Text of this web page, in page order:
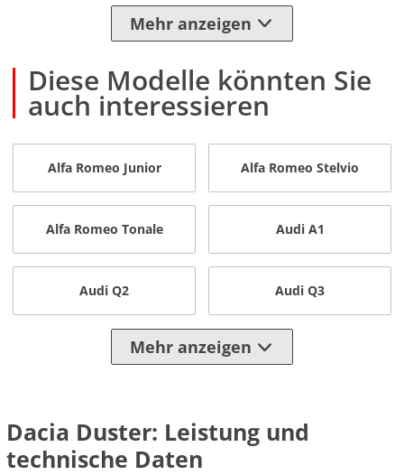
Mehr anzeigen
Diese Modelle könnten Sie
auch interessieren
Alfa Romeo Junior Alfa Romeo Stelvio
Alfa Romeo Tonale Audi A1
Audi Q2 Audi Q3
Mehr anzeigen
Dacia Duster: Leistung und
technische Daten